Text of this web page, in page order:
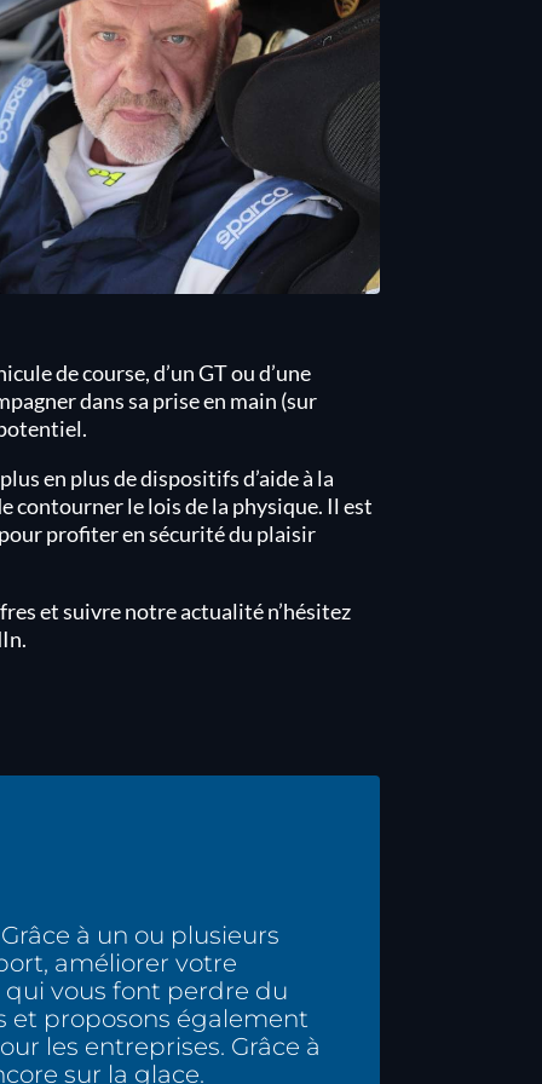
de course, d’un GT ou d’une
dans sa prise en main (sur
en plus de dispositifs d’aide à la
contourner le lois de la physique. Il est
profiter en sécurité du plaisir
et suivre notre actualité n’hésitez
à un ou plusieurs
améliorer votre
vous font perdre du
et proposons également
les entreprises. Grâce à
sur la glace.